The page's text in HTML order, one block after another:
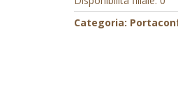
Categoria: